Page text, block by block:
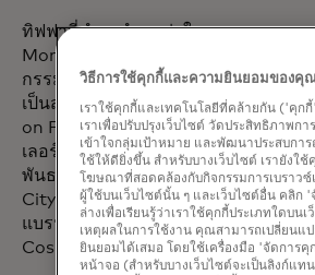
ทิฟฟานี่ดำรงตำแหน่งในคณะกรรมกา
Monster Beverage Corporation นอ
กรรมการของพิพิธภัณฑ์เด็กแห่งแมนฮั
เป็นสมาชิกของสภาความสัมพันธ์ระหว่
on Foreign Relations) และเป็นผู้ได้รั
เลอร์ (David Rockefeller
พันธมิตรเพื่อนครนิวยอร์ก
City) เธอเป็นผู้ก่อตั้งและเจ้าของ
แบรนด์ค็อกเทลพร้อมดื่มที่จำหน่ายแล
Cosmopolitan Martini
วิธีการใช้คุกกี้และความยินยอมของคุ
เราใช้คุกกี้และเทคโนโลยีที่คล้ายกัน ('คุก
เราเพื่อปรับปรุงเว็บไซต์ วัดประสิทธิภาพก
เข้าใจกลุ่มเป้าหมาย และพัฒนาประสบกา
ใช้ให้ดียิ่งขึ้น สำหรับบางเว็บไซต์ เรายังใช้
โฆษณาที่สอดคล้องกับกิจกรรมการเบราว
ผู้ใช้บนเว็บไซต์นั้น ๆ และเว็บไซต์อื่น คลิก
ล่างเพื่อเรียนรู้ว่าเราใช้คุกกี้ประเภทใดบนเ
เหตุผลในการใช้งาน คุณสามารถเปลี่ยนแ
ยินยอมได้เสมอ โดยใช้เครื่องมือ 'จัดการ
หน้าจอ (สำหรับบางเว็บไซต์จะเป็นลิงก์แท